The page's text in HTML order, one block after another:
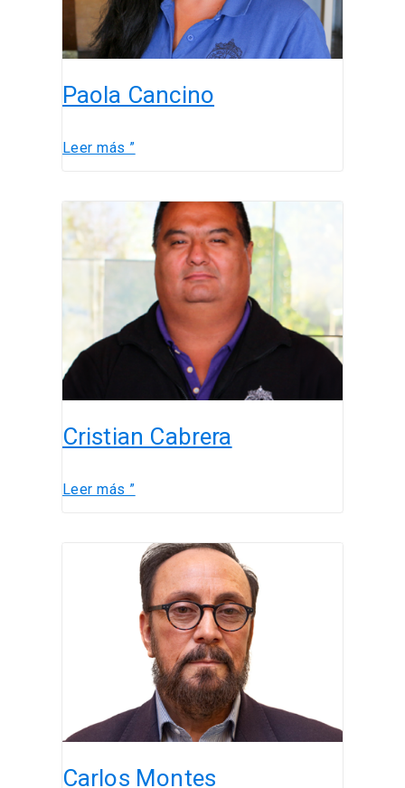
Paola Cancino
Leer más ”
Cristian Cabrera
Cristian
Cabrera
Leer más ”
Carlos Montes